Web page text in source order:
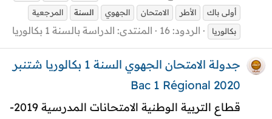
أولى باك
الأطر الامتحان الجهوي السنة
المرجعية
بكالوريا
الردود: 16 المنتدى: الدراسة بالسنة 1 بكالوريا
جدولة الامتحان الجهوي السنة 1 بكالوريا شتنبر
2020 Bac 1 Régional
قطاع التربية الوطنية الامتحانات المدرسية 2019-